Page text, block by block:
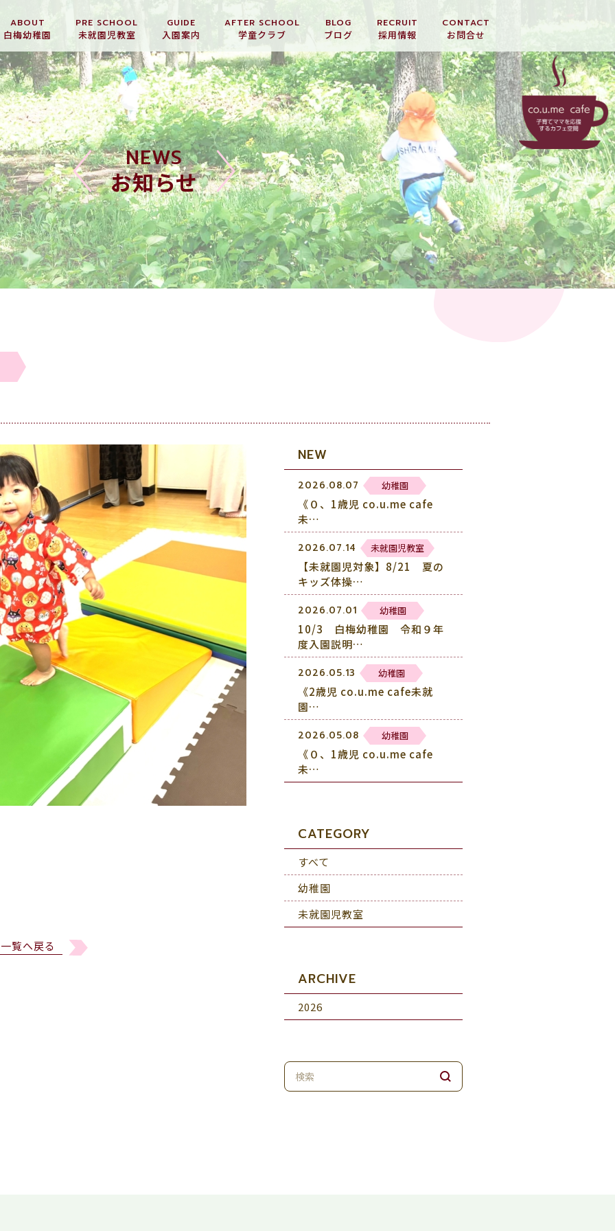
ABOUT
白梅幼稚園
PRE SCHOOL
未就園児教室
GUIDE
入園案内
AFTER SCHOOL
学童クラブ
BLOG
ブログ
RECRUIT
採用情報
CONTACT
お問合せ
NEWS
お知らせ
一覧へ戻る
NEW
2026.08.07 幼稚園
《０、1歳児 co.u.me cafe
未…
2026.07.14 未就園児教室
【未就園児対象】8/21 夏の
キッズ体操…
2026.07.01 幼稚園
10/3 白梅幼稚園 令和９年
度入園説明…
2026.05.13 幼稚園
《2歳児 co.u.me cafe未就
園…
2026.05.08 幼稚園
《０、1歳児 co.u.me cafe
未…
CATEGORY
すべて
幼稚園
未就園児教室
ARCHIVE
2026